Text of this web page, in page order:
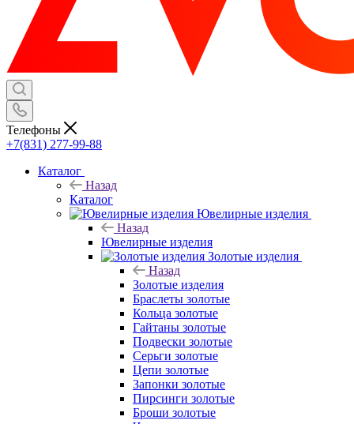
Телефоны
+7(831) 277-99-88
Каталог
Назад
Каталог
Ювелирные изделия
Назад
Ювелирные изделия
Золотые изделия
Назад
Золотые изделия
Браслеты золотые
Кольца золотые
Гайтаны золотые
Подвески золотые
Серьги золотые
Цепи золотые
Запонки золотые
Пирсинги золотые
Броши золотые